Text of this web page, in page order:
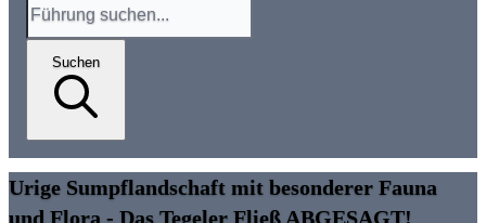
Suchen
Urige Sumpflandschaft mit besonderer Fauna
und Flora - Das Tegeler Fließ ABGESAGT!